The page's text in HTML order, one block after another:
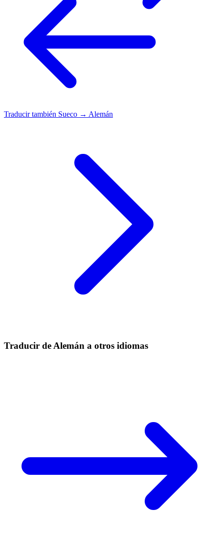
Traducir también Sueco → Alemán
Traducir de Alemán a otros idiomas